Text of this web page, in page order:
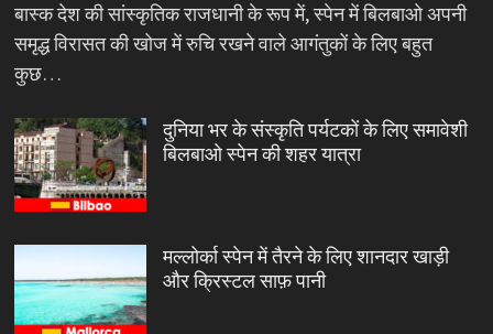
बास्क देश की सांस्कृतिक राजधानी के रूप में, स्पेन में बिलबाओ अपनी
समृद्ध विरासत की खोज में रुचि रखने वाले आगंतुकों के लिए बहुत
कुछ…
दुनिया भर के संस्कृति पर्यटकों के लिए समावेशी
बिलबाओ स्पेन की शहर यात्रा
मल्लोर्का स्पेन में तैरने के लिए शानदार खाड़ी
और क्रिस्टल साफ़ पानी